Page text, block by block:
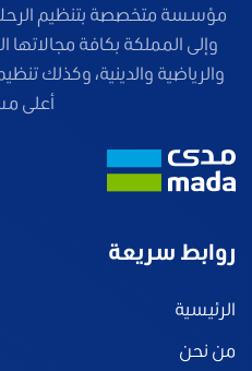
مؤسسة متخصصة بتنظيم
وإلى المملكة بكافة مجالاتها
والرياضية والدينية، وكذلك
أعلى
روابط سريعة
الرئيسية
من نحن